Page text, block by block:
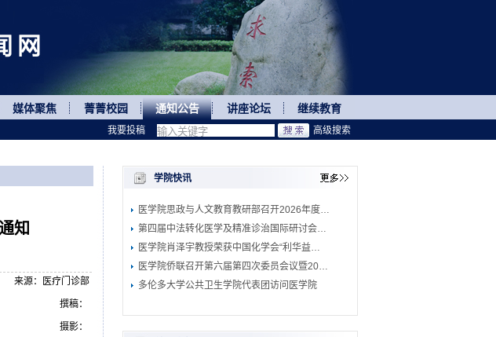
媒体聚焦 菁菁校园 通知公告 讲座论坛 继续教育
知
来源：医疗门诊部
撰稿：
摄影：
高级搜索
学院快讯
医学院思政与人文教育教研部召开2026年度…
第四届中法转化医学及精准诊治国际研讨会…
医学院肖泽宇教授荣获中国化学会“利华益…
医学院侨联召开第六届第四次委员会议暨20…
多伦多大学公共卫生学院代表团访问医学院
我要投稿